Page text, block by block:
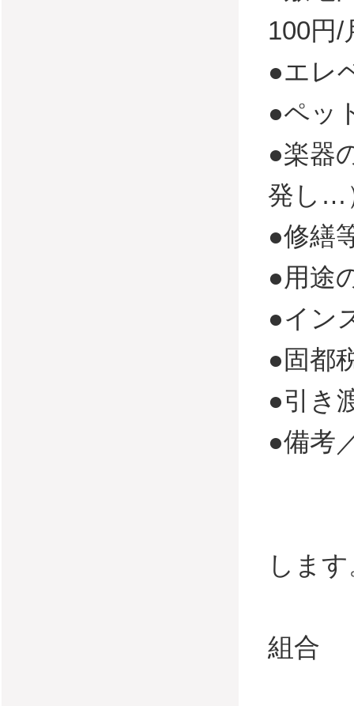
100円/
●エレ
●ペッ
●楽器
発し…
●修繕
●用途
●イン
●固都
●引き
●備考
しま
組合